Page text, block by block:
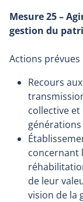
Mesure 25 –
gestion du
Actions prévues
Recours
collective
concernant
de leur
vision de la